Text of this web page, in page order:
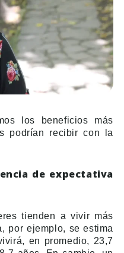
los beneficios más
podrían recibir con la
de expectativa
tienden a vivir más
por ejemplo, se estima
en promedio, 23,7